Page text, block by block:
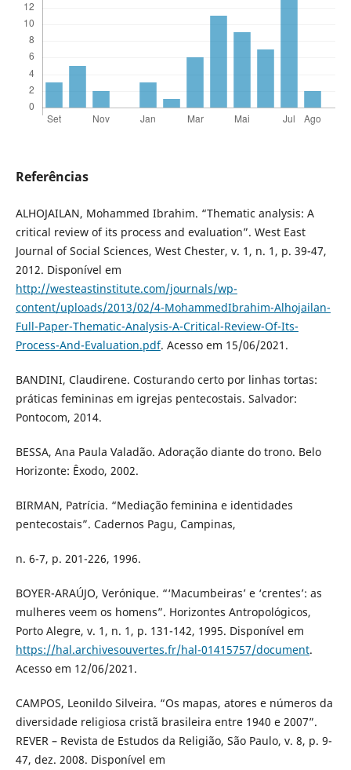
Referências
ALHOJAILAN, Mohammed Ibrahim. “Thematic analysis: A
critical review of its process and evaluation”. West East
Journal of Social Sciences, West Chester, v. 1, n. 1, p. 39-47,
2012. Disponível em
http://westeastinstitute.com/journals/wp-
content/uploads/2013/02/4-MohammedIbrahim-Alhojailan-
Full-Paper-Thematic-Analysis-A-Critical-Review-Of-Its-
Process-And-Evaluation.pdf. Acesso em 15/06/2021.
BANDINI, Claudirene. Costurando certo por linhas tortas:
práticas femininas em igrejas pentecostais. Salvador:
Pontocom, 2014.
BESSA, Ana Paula Valadão. Adoração diante do trono. Belo
Horizonte: Êxodo, 2002.
BIRMAN, Patrícia. “Mediação feminina e identidades
pentecostais”. Cadernos Pagu, Campinas,
n. 6-7, p. 201-226, 1996.
BOYER-ARAÚJO, Verónique. “‘Macumbeiras’ e ‘crentes’: as
mulheres veem os homens”. Horizontes Antropológicos,
Porto Alegre, v. 1, n. 1, p. 131-142, 1995. Disponível em
https://hal.archivesouvertes.fr/hal-01415757/document.
Acesso em 12/06/2021.
CAMPOS, Leonildo Silveira. “Os mapas, atores e números da
diversidade religiosa cristã brasileira entre 1940 e 2007”.
REVER – Revista de Estudos da Religião, São Paulo, v. 8, p. 9-
47, dez. 2008. Disponível em